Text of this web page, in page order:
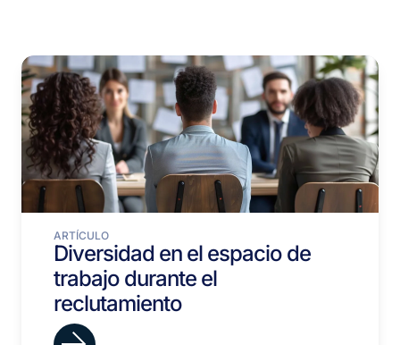
ARTÍCULO
Diversidad en el espacio de
trabajo durante el
reclutamiento